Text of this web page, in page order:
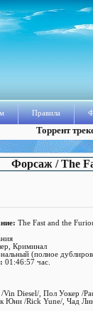
Правила
Торрент
Форсаж / The
The Fast and the
Криминал
(полное
01:46:57 час.
/Vin Diesel/, Пол Уокер /
Юни /Rick Yune/, Чад